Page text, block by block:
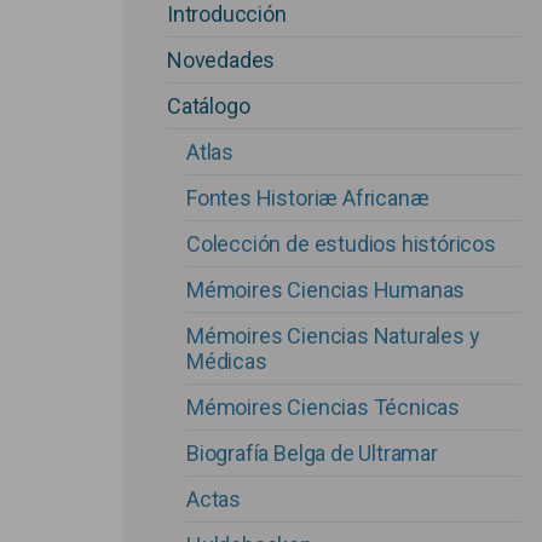
Introducción
Novedades
Catálogo
Atlas
Fontes Historiæ Africanæ
Colección de estudios históricos
Mémoires Ciencias Humanas
Mémoires Ciencias Naturales y
Médicas
Mémoires Ciencias Técnicas
Biografía Belga de Ultramar
Actas